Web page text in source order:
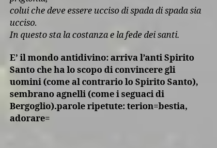
colui che deve essere ucciso di spada di spada sia
ucciso.
In questo sta la costanza e la fede dei santi.
E’ il mondo antidivino: arriva l’anti Spirito
Santo che ha lo scopo di convincere gli
uomini (come al contrario lo Spirito Santo),
sembrano agnelli (come i seguaci di
Bergoglio).parole ripetute: terion=bestia,
adorare=